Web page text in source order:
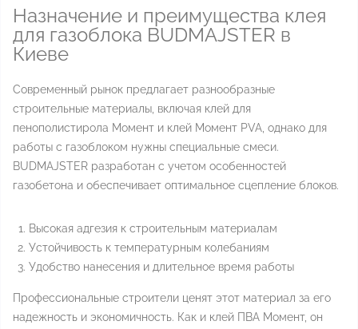
Назначение и преимущества клея
для газоблока BUDMAJSTER в
Киеве
Современный рынок предлагает разнообразные
строительные материалы, включая клей для
пенополистирола Момент и клей Момент PVA, однако для
работы с газоблоком нужны специальные смеси.
BUDMAJSTER разработан с учетом особенностей
газобетона и обеспечивает оптимальное сцепление блоков.
Высокая адгезия к строительным материалам
Устойчивость к температурным колебаниям
Удобство нанесения и длительное время работы
Профессиональные строители ценят этот материал за его
надежность и экономичность. Как и клей ПВА Момент, он